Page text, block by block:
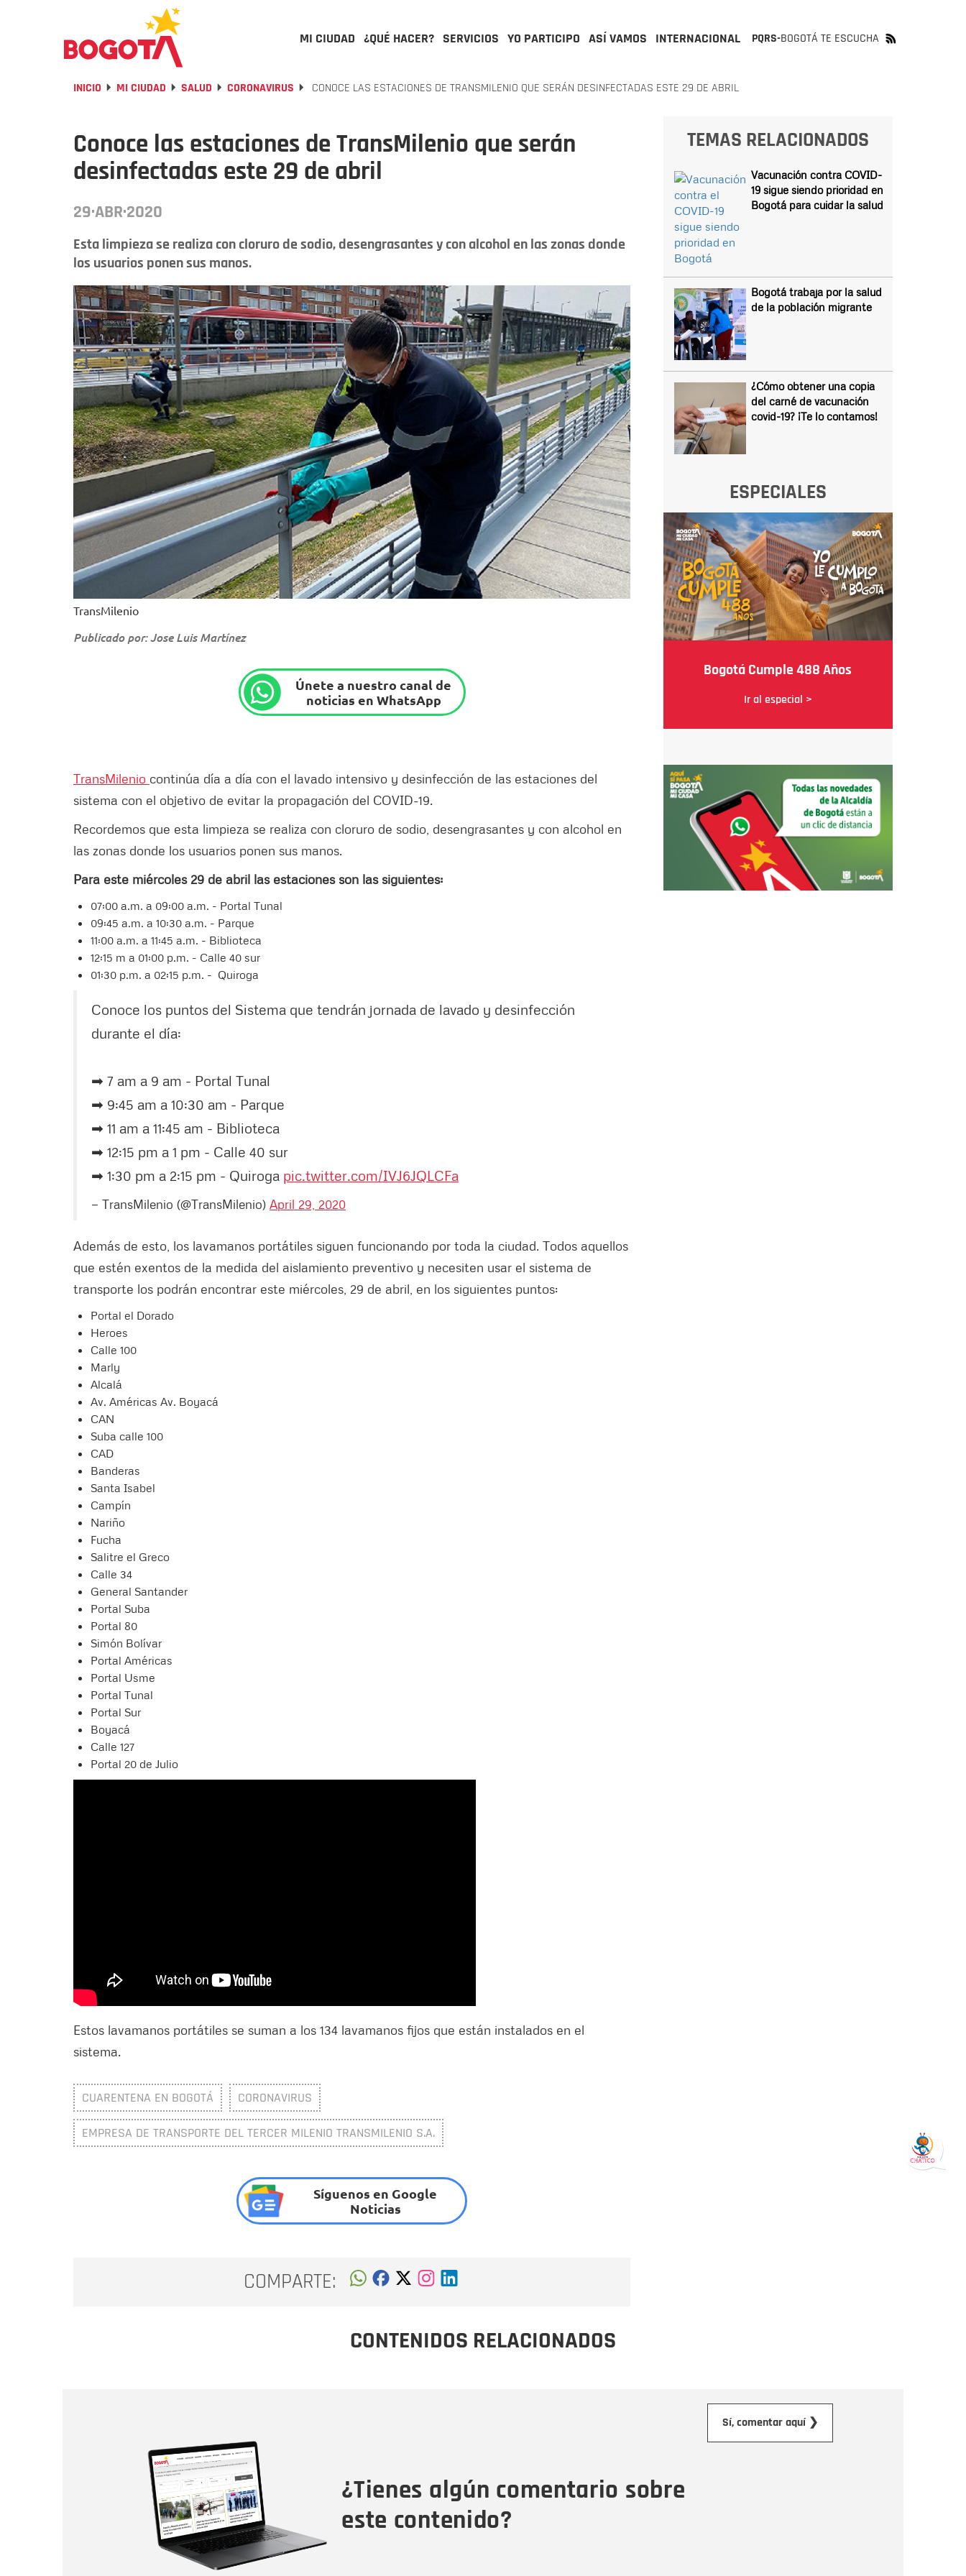
MI CIUDAD ¿QUÉ HACER? SERVICIOS YO PARTICIPO ASÍ VAMOS INTERNACIONAL PQRS-BOGOTÁ TE ESCUCHA
INICIO MI CIUDAD SALUD CORONAVIRUS CONOCE LAS ESTACIONES DE TRANSMILENIO QUE SERÁN DESINFECTADAS ESTE 29 DE ABRIL
Conoce las estaciones de TransMilenio que serán
desinfectadas este 29 de abril
29·ABR·2020
Esta limpieza se realiza con cloruro de sodio, desengrasantes y con alcohol en las zonas donde
los usuarios ponen sus manos.
TransMilenio
Publicado por: Jose Luis Martínez
Únete a nuestro canal de
noticias en WhatsApp
TransMilenio continúa día a día con el lavado intensivo y desinfección de las estaciones del
sistema con el objetivo de evitar la propagación del COVID-19.
Recordemos que esta limpieza se realiza con cloruro de sodio, desengrasantes y con alcohol en
las zonas donde los usuarios ponen sus manos.
Para este miércoles 29 de abril las estaciones son las siguientes:
07:00 a.m. a 09:00 a.m. - Portal Tunal
09:45 a.m. a 10:30 a.m. - Parque
11:00 a.m. a 11:45 a.m. - Biblioteca
12:15 m a 01:00 p.m. - Calle 40 sur
01:30 p.m. a 02:15 p.m. - Quiroga
Conoce los puntos del Sistema que tendrán jornada de lavado y desinfección
durante el día:
➡ 7 am a 9 am - Portal Tunal
➡ 9:45 am a 10:30 am - Parque
➡ 11 am a 11:45 am - Biblioteca
➡ 12:15 pm a 1 pm - Calle 40 sur
➡ 1:30 pm a 2:15 pm - Quiroga pic.twitter.com/IVJ6JQLCFa
— TransMilenio (@TransMilenio) April 29, 2020
Además de esto, los lavamanos portátiles siguen funcionando por toda la ciudad. Todos aquellos
que estén exentos de la medida del aislamiento preventivo y necesiten usar el sistema de
transporte los podrán encontrar este miércoles, 29 de abril, en los siguientes puntos:
Portal el Dorado
Heroes
Calle 100
Marly
Alcalá
Av. Américas Av. Boyacá
CAN
Suba calle 100
CAD
Banderas
Santa Isabel
Campín
Nariño
Fucha
Salitre el Greco
Calle 34
General Santander
Portal Suba
Portal 80
Simón Bolívar
Portal Américas
Portal Usme
Portal Tunal
Portal Sur
Boyacá
Calle 127
Portal 20 de Julio
Estos lavamanos portátiles se suman a los 134 lavamanos fijos que están instalados en el
sistema.
CUARENTENA EN BOGOTÁ CORONAVIRUS
EMPRESA DE TRANSPORTE DEL TERCER MILENIO TRANSMILENIO S.A.
Síguenos en Google
Noticias
COMPARTE:
TEMAS RELACIONADOS
Vacunación contra COVID-
19 sigue siendo prioridad en
Bogotá para cuidar la salud
Bogotá trabaja por la salud
de la población migrante
¿Cómo obtener una copia
del carné de vacunación
covid-19? ¡Te lo contamos!
ESPECIALES
Bogotá Cumple 488 Años
Ir al especial >
CONTENIDOS RELACIONADOS
¿Tienes algún comentario sobre
este contenido?
Sí, comentar aquí ❯